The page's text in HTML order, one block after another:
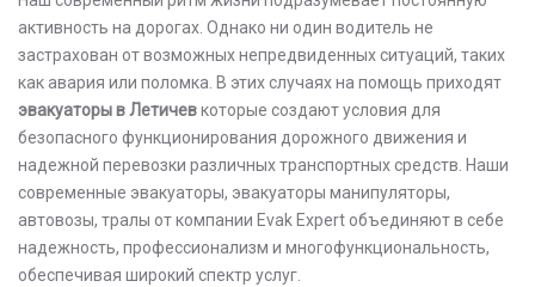
активность на дорогах. Однако ни один водитель не
застрахован от возможных непредвиденных ситуаций, таких
как авария или поломка. В этих случаях на помощь приходят
эвакуаторы в Летичевкоторые создают условия для
безопасного функционирования дорожного движения и
надежной перевозки различных транспортных средств. Наши
современные эвакуаторы, эвакуаторы манипуляторы,
автовозы, тралы от компании Evak Expert объединяют в себе
надежность, профессионализм и многофункциональность,
обеспечивая широкий спектр услуг.